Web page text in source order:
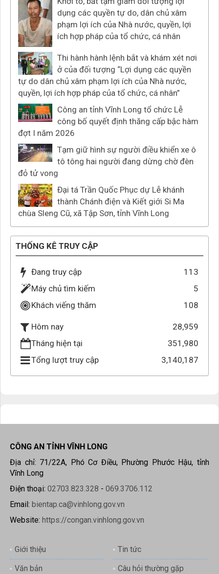
dụng các quyền tự do, dân chủ xâm
phạm lợi ích của Nhà nước, quyền, lợi
ích hợp pháp của tổ chức, cá nhân
Thi hành hành lệnh bắt và khám xét nơi
ở của đối tượng “Lợi dụng các quyền
tự do dân chủ xâm phạm lợi ích của Nhà nước,
quyền, lợi ích hợp pháp của tổ chức, cá nhân”
Công an tỉnh Vĩnh Long tổ chức Lễ
công bố quyết định thăng cấp bậc hàm
đợt I năm 2026
Tạm giữ hình sự người điều khiển xe ô
tô tông hai người đang dừng chờ đèn
đỏ tử vong
Đại tá Trần Quốc Phục dự Lễ khánh
thành Chánh điện và Kiết giới Si Ma
chùa Sleng Cũ, xã Tập Sơn, tỉnh Vĩnh Long
THỐNG KÊ TRUY CẬP
Đang truy cập
113
Máy chủ tìm kiếm
5
Khách viếng thăm
108
Hôm nay
28,959
Tháng hiện tại
351,980
Tổng lượt truy cập
3,140,187
CÔNG AN TỈNH VĨNH LONG
Địa chỉ: 71/22A, Phó Cơ Điều, Phường Phước Hậu, tỉnh
Vĩnh Long
Điện thoại: 02703.823.328 - 069.3706.112
Email: bientap.ca@vinhlong.gov.vn
Website: https://congan.vinhlong.gov.vn
Giới thiệu Tin tức
Văn bản Câu hỏi thường gặp